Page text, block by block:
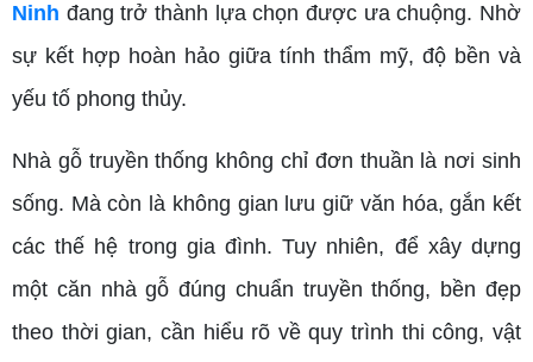
Ninh đang trở thành lựa chọn được ưa chuộng. Nhờ
sự kết hợp hoàn hảo giữa tính thẩm mỹ, độ bền và
yếu tố phong thủy.
Nhà gỗ truyền thống không chỉ đơn thuần là nơi sinh
sống. Mà còn là không gian lưu giữ văn hóa, gắn kết
các thế hệ trong gia đình. Tuy nhiên, để xây dựng
một căn nhà gỗ đúng chuẩn truyền thống, bền đẹp
theo thời gian, cần hiểu rõ về quy trình thi công, vật